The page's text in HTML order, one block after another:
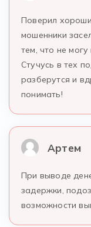
Поверил
мошенники
тем, что не
Стучусь в тех
разберутся и
понимать!
Артем
При выводе
задержки,
возможности